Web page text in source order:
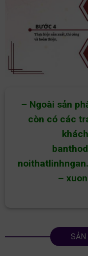
– Ngoài sản
còn có các
–